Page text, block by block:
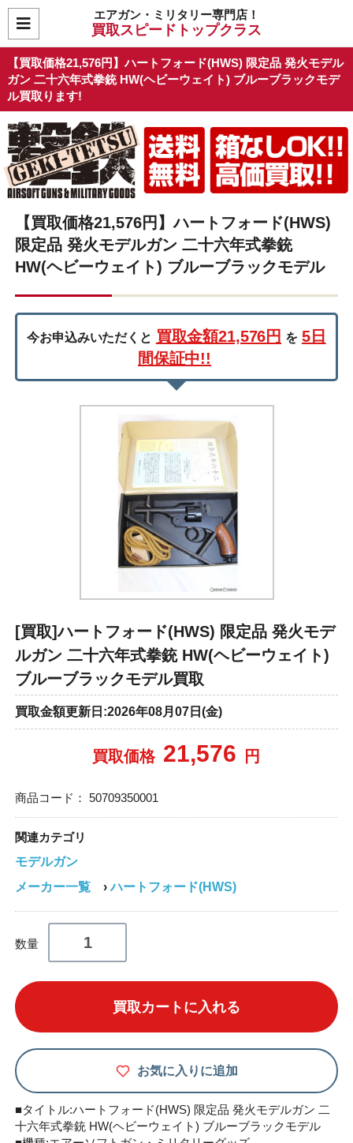
エアガン・ミリタリー専門店！
買取スピードトップクラス
【買取価格21,576円】ハートフォード(HWS) 限定品 発火モデル
ガン 二十六年式拳銃 HW(ヘビーウェイト) ブルーブラックモデ
ル買取ります!
【買取価格21,576円】ハートフォード(HWS)
限定品 発火モデルガン 二十六年式拳銃
HW(ヘビーウェイト) ブルーブラックモデル
今お申込みいただくと 買取金額21,576円 を 5日
間保証中!!
[買取]ハートフォード(HWS) 限定品 発火モデ
ルガン 二十六年式拳銃 HW(ヘビーウェイト)
ブルーブラックモデル買取
買取金額更新日:2026年08月07日(金)
買取価格 21,576 円
商品コード： 50709350001
関連カテゴリ
モデルガン
メーカー一覧
›ハートフォード(HWS)
数量
買取カートに入れる
お気に入りに追加
■タイトル:ハートフォード(HWS) 限定品 発火モデルガン 二
十六年式拳銃 HW(ヘビーウェイト) ブルーブラックモデル